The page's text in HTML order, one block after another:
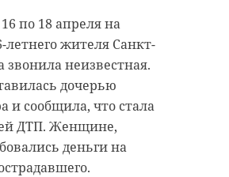
по 18 апреля на
летнего жителя Санкт-
звонила неизвестная.
дочерью
и сообщила, что стала
ДТП. Женщине,
деньги на
России встретятся
В Выборге
женского
совершенство", а во
районе
масштабные
соревнования по
Кроме того,
было
лет назад.
житель
совершил иные
характера
Находясь в